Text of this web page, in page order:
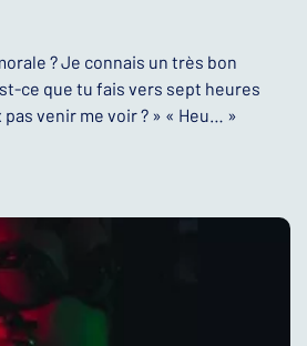
? Je connais un très bon
ce que tu fais vers sept heures
venir me voir ? » « Heu… »